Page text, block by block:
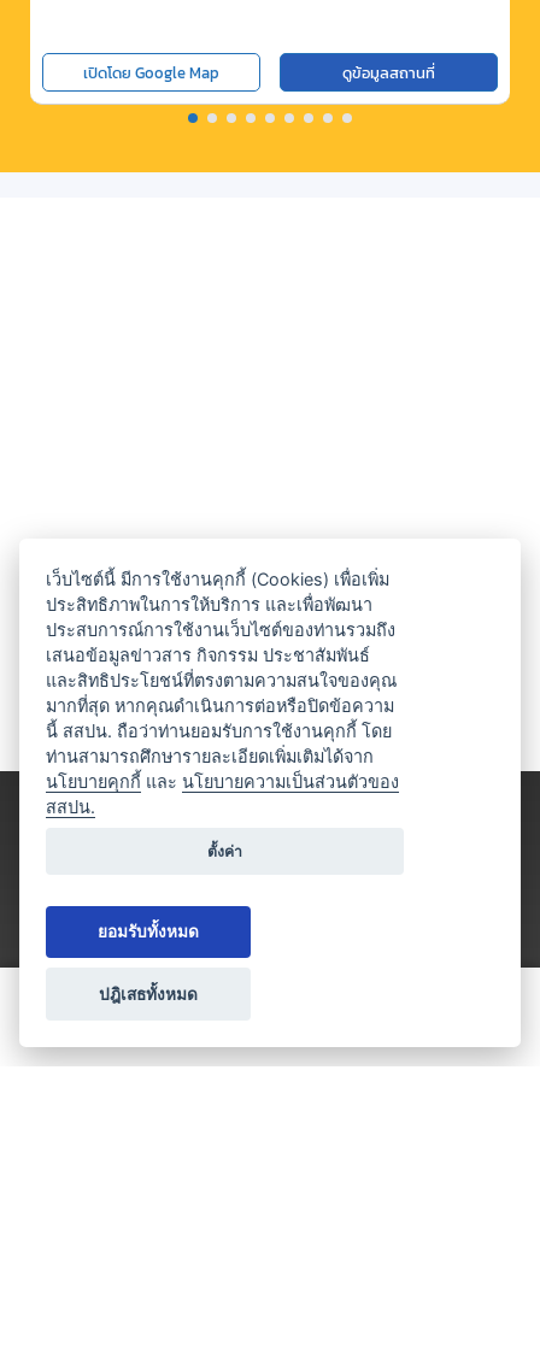
เปิดโดย Google Map ดูข้อมูลสถานที่
ประเภทธุรกิจไมซ์
เว็บไซต์นี้ มีการใช้งานคุกกี้ (Cookies) เพื่อเพิ่ม
ประสิทธิภาพในการให้บริการ และเพื่อพัฒนา
ประสบการณ์การใช้งานเว็บไซต์ของท่านรวมถึง
เสนอข้อมูลข่าวสาร กิจกรรม ประชาสัมพันธ์
และสิทธิประโยชน์ที่ตรงตามความสนใจของคุณ
มากที่สุด หากคุณดำเนินการต่อหรือปิดข้อความ
นี้ สสปน. ถือว่าท่านยอมรับการใช้งานคุกกี้ โดย
ท่านสามารถศึกษารายละเอียดเพิ่มเติมได้จาก
นโยบายคุกกี้ และนโยบายความเป็นส่วนตัวของ
สสปน.
ตั้งค่า
ยอมรับทั้งหมด
ปฎิเสธทั้งหมด